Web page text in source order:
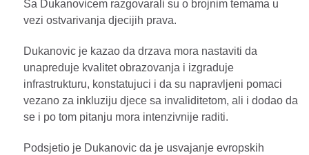
Sa Dukanovicem razgovarali su o brojnim temama u
vezi ostvarivanja djecijih prava.
Dukanovic je kazao da drzava mora nastaviti da
unapreduje kvalitet obrazovanja i izgraduje
infrastrukturu, konstatujuci i da su napravljeni pomaci
vezano za inkluziju djece sa invaliditetom, ali i dodao da
se i po tom pitanju mora intenzivnije raditi.
Podsjetio je Dukanovic da je usvajanje evropskih